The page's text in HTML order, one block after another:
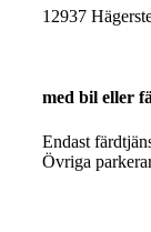
12937
med bil eller
Endast
Övriga